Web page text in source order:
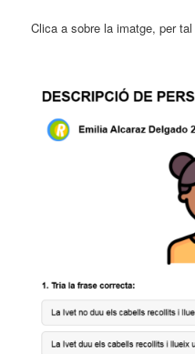
Clica a sobre la imatge, per tal